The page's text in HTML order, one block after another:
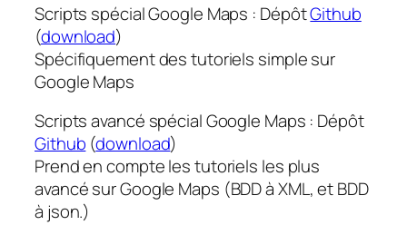
Scripts spécial Google Maps : DépôtGithub
(download)
Spécifiquement des tutoriels simple sur
Google Maps
Scripts avancé spécial Google Maps : Dépôt
Github (download)
Prend en compte les tutoriels les plus
avancé sur Google Maps (BDD à XML, et BDD
à json.)